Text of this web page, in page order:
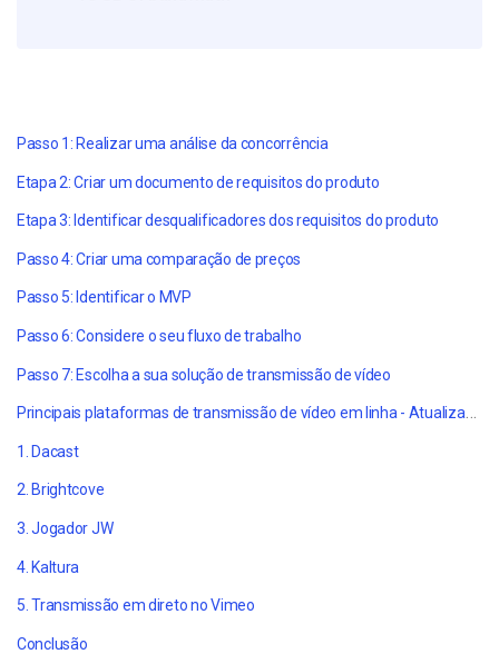
Passo 1: Realizar uma análise da concorrência
Etapa 2: Criar um documento de requisitos do produto
Etapa 3: Identificar desqualificadores dos requisitos do produto
Passo 4: Criar uma comparação de preços
Passo 5: Identificar o MVP
Passo 6: Considere o seu fluxo de trabalho
Passo 7: Escolha a sua solução de transmissão de vídeo
Principais plataformas de transmissão de vídeo em linha - Atualizado para 2021
1. Dacast
2. Brightcove
3. Jogador JW
4. Kaltura
5. Transmissão em direto no Vimeo
Conclusão